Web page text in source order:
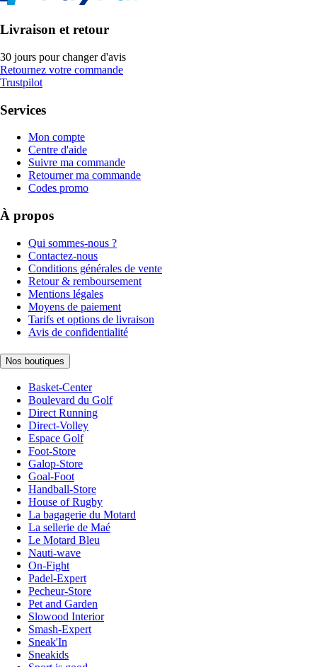
Livraison et retour
30 jours pour changer d'avis
Retournez votre commande
Trustpilot
Services
Mon compte
Centre d'aide
Suivre ma commande
Retourner ma commande
Codes promo
À propos
Qui sommes-nous ?
Contactez-nous
Conditions générales de vente
Retour & remboursement
Mentions légales
Moyens de paiement
Tarifs et options de livraison
Avis de confidentialité
Nos boutiques
Basket-Center
Boulevard du Golf
Direct Running
Direct-Volley
Espace Golf
Foot-Store
Galop-Store
Goal-Foot
Handball-Store
House of Rugby
La bagagerie du Motard
La sellerie de Maé
Le Motard Bleu
Nauti-wave
On-Fight
Padel-Expert
Pecheur-Store
Pet and Garden
Slowood Interior
Smash-Expert
Sneak'In
Sneakids